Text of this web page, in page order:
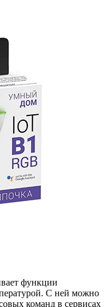
функции
С ней можно
команд в сервисах